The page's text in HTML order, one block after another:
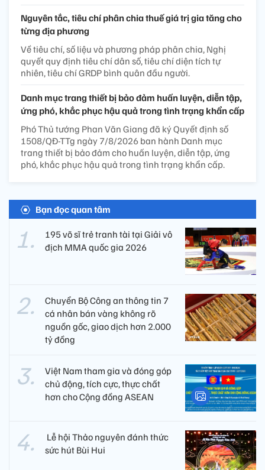
Nguyên tắc, tiêu chí phân chia thuế giá trị gia tăng cho
từng địa phương
Về tiêu chí, số liệu và phương pháp phân chia, Nghị
quyết quy định tiêu chí dân số, tiêu chí diện tích tự
nhiên, tiêu chí GRDP bình quân đầu người.
Danh mục trang thiết bị bảo đảm huấn luyện, diễn tập,
ứng phó, khắc phục hậu quả trong tình trạng khẩn cấp
Phó Thủ tướng Phan Văn Giang đã ký Quyết định số
1508/QĐ-TTg ngày 7/8/2026 ban hành Danh mục
trang thiết bị bảo đảm cho huấn luyện, diễn tập, ứng
phó, khắc phục hậu quả trong tình trạng khẩn cấp.
Bạn đọc quan tâm
195 võ sĩ trẻ tranh tài tại Giải vô
địch MMA quốc gia 2026
Chuyển Bộ Công an thông tin 7
cá nhân bán vàng không rõ
nguồn gốc, giao dịch hơn 2.000
tỷ đồng
Việt Nam tham gia và đóng góp
chủ động, tích cực, thực chất
hơn cho Cộng đồng ASEAN
​ Lễ hội Thảo nguyên đánh thức
sức hút Bùi Hui